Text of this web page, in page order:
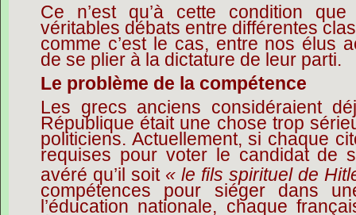
Ce n’est qu’à cette condition
véritables débats entre différentes
comme c’est le cas, entre nos élus
de se plier à la dictature de leur parti.
Le problème de la compétence
Les grecs anciens considéraient
République était une chose trop
politiciens. Actuellement, si chaque
requises pour voter le candidat de
avéré qu’il soit « le fils spirituel de
compétences pour siéger dans
l’éducation nationale, chaque